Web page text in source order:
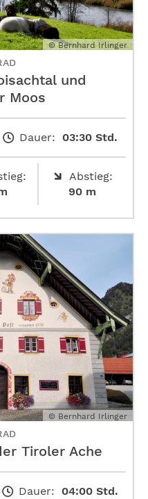
© Bernhard Irlinger
und
Moos
Dauer: 03:30 Std.
Abstieg:
90 m
© Bernhard Irlinger
Tiroler Ache
Dauer: 04:00 Std.